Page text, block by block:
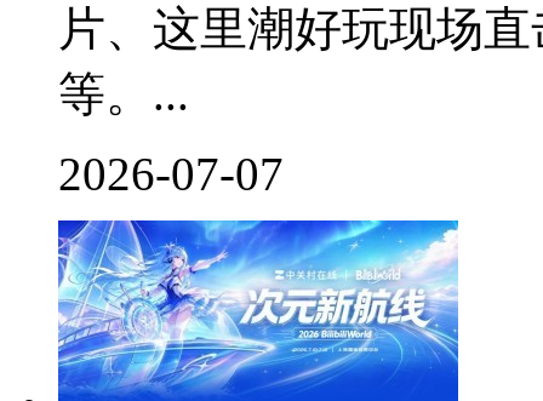
片、这里潮好玩现场
等。...
2026-07-07